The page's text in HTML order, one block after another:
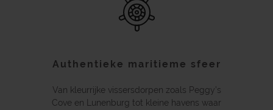
Authentieke maritieme sfeer
Van kleurrijke vissersdorpen zoals Peggy’s
Cove en Lunenburg tot kleine havens waar